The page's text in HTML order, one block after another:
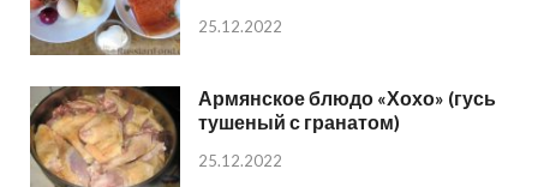
25.12.2022
Армянское блюдо «Хохо» (гусь
тушеный с гранатом)
25.12.2022